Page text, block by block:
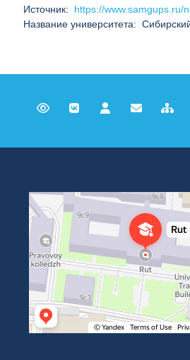
Источник: https://www.samgups.ru/
Название университета:
Российский университет транспорта
ВУЗ в Москве